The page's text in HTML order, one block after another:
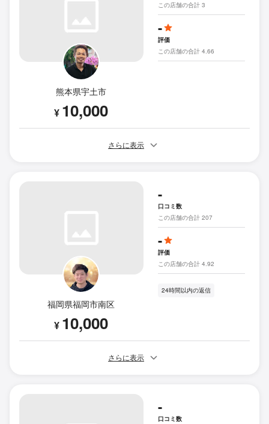
熊本県宇土市
¥ 10,000
この店舗の合計 3
-
評価
この店舗の合計 4.66
さらに表示
福岡県福岡市南区
¥ 10,000
-
口コミ数
この店舗の合計 207
-
評価
この店舗の合計 4.92
24時間以内の返信
さらに表示
-
口コミ数